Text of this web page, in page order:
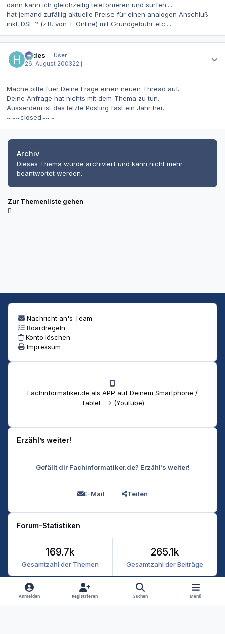
dann kann ich gleichzeitig telefonieren und surfen....
hat jemand zufällig aktuelle Preise für einen analogen Anschluß
inkl. DSL ? (z.B. von T-Online) mit Grundgebühr etc....
hades
User
26. August 200322 j
Mache bitte fuer Deine Frage einen neuen Thread auf.
Deine Anfrage hat nichts mit dem Thema zu tun.
Ausserdem ist das letzte Posting fast ein Jahr her.
~~~closed~~~
Archiv
Dieses Thema wurde archiviert und kann nicht mehr
beantwortet werden.
Zur Themenliste gehen
Nachricht an's Team
Boardregeln
Konto löschen
Impressum
Fachinformatiker.de als APP auf Deinem Smartphone /
Tablet --> (Youtube)
Erzähl’s weiter!
Gefällt dir Fachinformatiker.de? Erzähl’s weiter!
E-Mail Teilen
Forum-Statistiken
Gesamtzahl der Themen
169.7k
Gesamtzahl der Beiträge
265.1k
Heller Modus
Dunkler Modus
Systemeinstellung
Anmelden Registrieren Suchen Menü